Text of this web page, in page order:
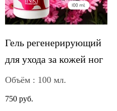
Гель регенерирующий
для ухода за кожей ног
Объём : 100 мл.
750 руб.